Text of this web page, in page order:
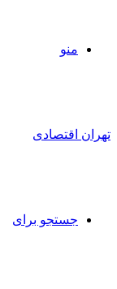
منو
تهران اقتصادی
جستجو برای